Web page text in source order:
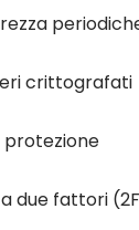
crittografati
protezione
due fattori